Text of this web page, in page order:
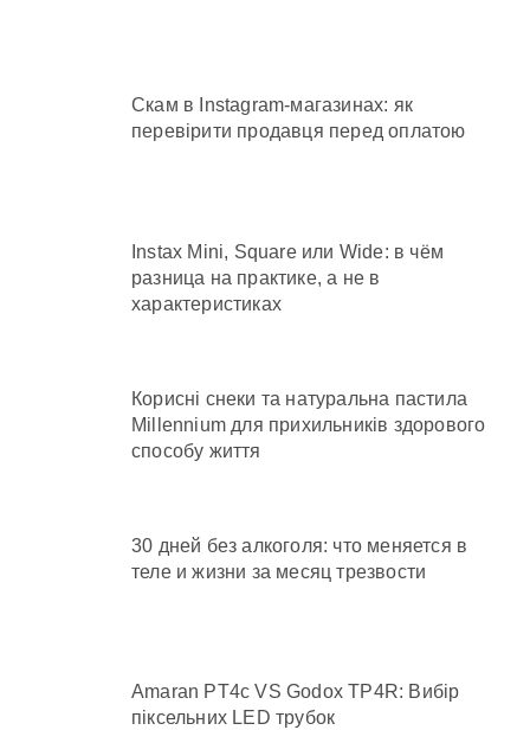
Скам в Instagram-магазинах: як
перевірити продавця перед оплатою
Instax Mini, Square или Wide: в чём
разница на практике, а не в
характеристиках
Корисні снеки та натуральна пастила
Millennium для прихильників здорового
способу життя
30 дней без алкоголя: что меняется в
теле и жизни за месяц трезвости
Amaran PT4c VS Godox TP4R: Вибір
піксельних LED трубок